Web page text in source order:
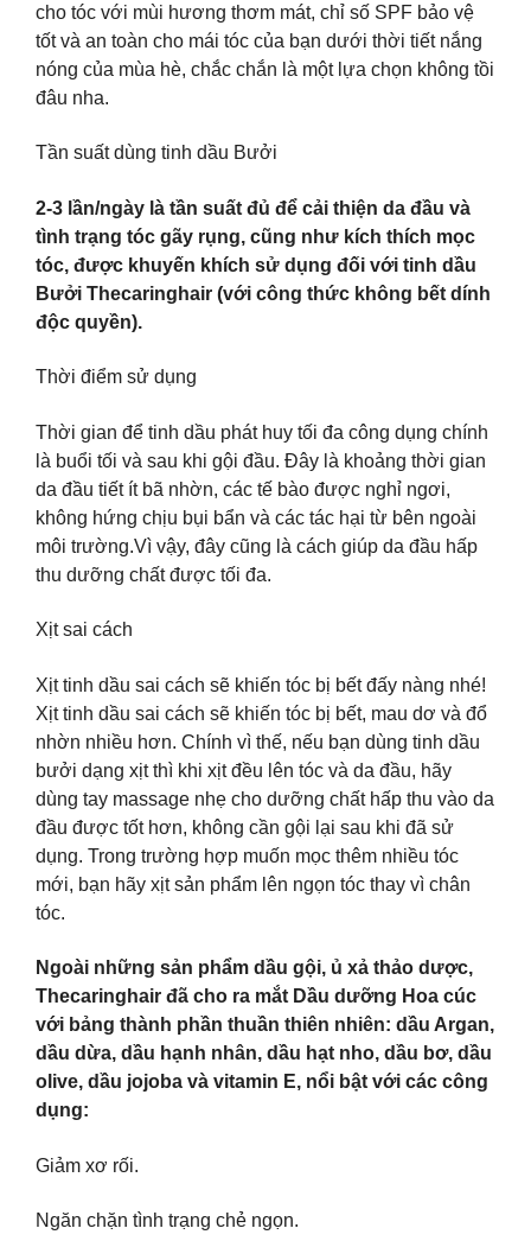
cho tóc với mùi hương thơm mát, chỉ số SPF bảo vệ
tốt và an toàn cho mái tóc của bạn dưới thời tiết nắng
nóng của mùa hè, chắc chắn là một lựa chọn không tồi
đâu nha.
Tần suất dùng tinh dầu Bưởi
2-3 lần/ngày là tần suất đủ để cải thiện da đầu và
tình trạng tóc gãy rụng, cũng như kích thích mọc
tóc, được khuyến khích sử dụng đối với tinh dầu
Bưởi Thecaringhair (với công thức không bết dính
độc quyền).
Thời điểm sử dụng
Thời gian để tinh dầu phát huy tối đa công dụng chính
là buổi tối và sau khi gội đầu. Đây là khoảng thời gian
da đầu tiết ít bã nhờn, các tế bào được nghỉ ngơi,
không hứng chịu bụi bẩn và các tác hại từ bên ngoài
môi trường.Vì vậy, đây cũng là cách giúp da đầu hấp
thu dưỡng chất được tối đa.
Xịt sai cách
Xịt tinh dầu sai cách sẽ khiến tóc bị bết đấy nàng nhé!
Xịt tinh dầu sai cách sẽ khiến tóc bị bết, mau dơ và đổ
nhờn nhiều hơn. Chính vì thế, nếu bạn dùng tinh dầu
bưởi dạng xịt thì khi xịt đều lên tóc và da đầu, hãy
dùng tay massage nhẹ cho dưỡng chất hấp thu vào da
đầu được tốt hơn, không cần gội lại sau khi đã sử
dụng. Trong trường hợp muốn mọc thêm nhiều tóc
mới, bạn hãy xịt sản phẩm lên ngọn tóc thay vì chân
tóc.
Ngoài những sản phẩm dầu gội, ủ xả thảo dược,
Thecaringhair đã cho ra mắt Dầu dưỡng Hoa cúc
với bảng thành phần thuần thiên nhiên: dầu Argan,
dầu dừa, dầu hạnh nhân, dầu hạt nho, dầu bơ, dầu
olive, dầu jojoba và vitamin E, nổi bật với các công
dụng:
Giảm xơ rối.
Ngăn chặn tình trạng chẻ ngọn.